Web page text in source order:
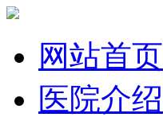
网站首页
医院介绍